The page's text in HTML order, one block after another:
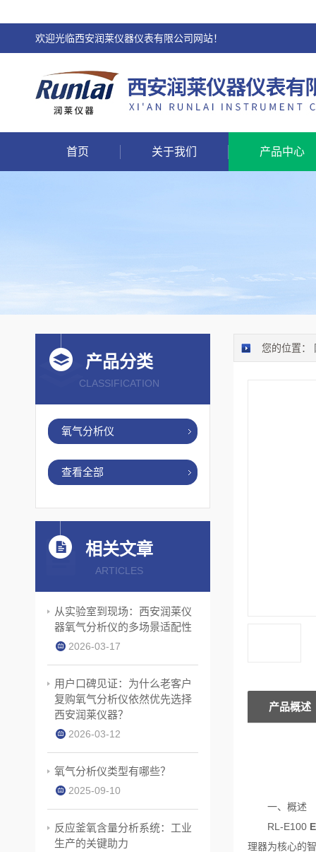
欢迎光临西安润莱仪器仪表有限公司网站！
首页 关于我们 产品中心
您的位置：
产品概述
一、概述
RL-E100
理器为核心的
产品分类
CLASSIFICATION
氧气分析仪
查看全部
相关文章
ARTICLES
从实验室到现场：西安润莱仪
器氧气分析仪的多场景适配性
2026-03-17
用户口碑见证：为什么老客户
复购氧气分析仪依然优先选择
西安润莱仪器？
2026-03-12
氧气分析仪类型有哪些？
2025-09-10
反应釜氧含量分析系统：工业
生产的关键助力